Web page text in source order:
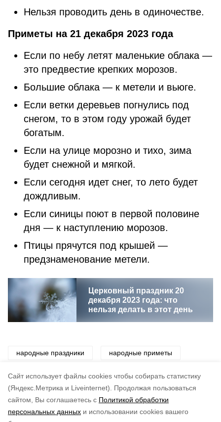
Cайт использует файлы cookies чтобы собирать статистику
(Яндекс.Метрика и Liveinternet).
Продолжая пользоваться
сайтом, Вы соглашаетесь с Политикой обработки
персональных данных и использовании cookies вашего
Нельзя проводить день в одиночестве.
Приметы на 21 декабря 2023 года
Если по небу летят маленькие облака —
это предвестие крепких морозов.
Большие облака — к метели и вьюге.
Если ветки деревьев погнулись под
снегом, то в этом году урожай будет
богатым.
Если на улице морозно и тихо, зима
будет снежной и мягкой.
Если сегодня идет снег, то лето будет
дождливым.
Если синицы поют в первой половине
дня — к наступлению морозов.
Птицы прячутся под крышей —
предзнаменование метели.
Церковный праздник 20
декабря 2023 года: что
нельзя делать в этот день
народные праздники народные приметы
приметы традиции праздник
по оценке